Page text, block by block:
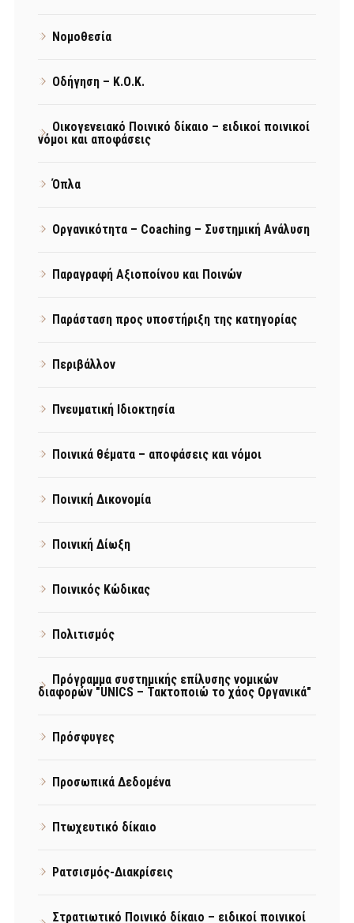
Νομοθεσία
Οδήγηση – Κ.Ο.Κ.
Οικογενειακό Ποινικό δίκαιο – ειδικοί ποινικοί
νόμοι και αποφάσεις
Όπλα
Οργανικότητα – Coaching – Συστημική Ανάλυση
Παραγραφή Αξιοποίνου και Ποινών
Παράσταση προς υποστήριξη της κατηγορίας
Περιβάλλον
Πνευματική Ιδιοκτησία
Ποινικά θέματα – αποφάσεις και νόμοι
Ποινική Δικονομία
Ποινική Δίωξη
Ποινικός Κώδικας
Πολιτισμός
Πρόγραμμα συστημικής επίλυσης νομικών
διαφορών "UNICS – Τακτοποιώ το χάος Οργανικά"
Πρόσφυγες
Προσωπικά Δεδομένα
Πτωχευτικό δίκαιο
Ρατσισμός-Διακρίσεις
Στρατιωτικό Ποινικό δίκαιο – ειδικοί ποινικοί